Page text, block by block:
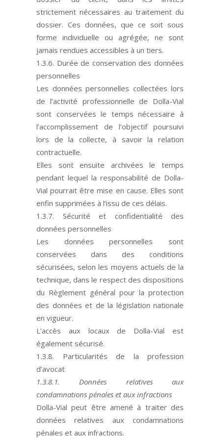
strictement nécessaires au traitement du
dossier. Ces données, que ce soit sous
forme individuelle ou agrégée, ne sont
jamais rendues accessibles à un tiers.
1.3.6. Durée de conservation des données
personnelles
Les données personnelles collectées lors
de l’activité professionnelle de Dolla-Vial
sont conservées le temps nécessaire à
l’accomplissement de l’objectif poursuivi
lors de la collecte, à savoir la relation
contractuelle.
Elles sont ensuite archivées le temps
pendant lequel la responsabilité de Dolla-
Vial pourrait être mise en cause. Elles sont
enfin supprimées à l’issu de ces délais.
1.3.7. Sécurité et confidentialité des
données personnelles
Les données personnelles sont
conservées dans des conditions
sécurisées, selon les moyens actuels de la
technique, dans le respect des dispositions
du Règlement général pour la protection
des données et de la législation nationale
en vigueur.
L’accès aux locaux de Dolla-Vial est
également sécurisé.
1.3.8. Particularités de la profession
d’avocat
1.3.8.1. Données relatives aux
condamnations pénales et aux infractions
Dolla-Vial peut être amené à traiter des
données relatives aux condamnations
pénales et aux infractions.